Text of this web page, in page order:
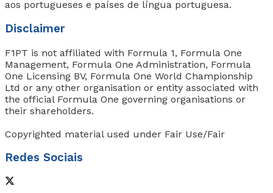
aos portugueses e países de língua portuguesa.
Disclaimer
F1PT is not affiliated with Formula 1, Formula One
Management, Formula One Administration, Formula
One Licensing BV, Formula One World Championship
Ltd or any other organisation or entity associated with
the official Formula One governing organisations or
their shareholders.
Copyrighted material used under Fair Use/Fair
Redes Sociais